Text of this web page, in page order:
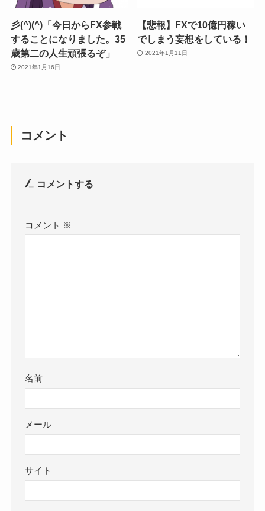
彡(^)(^)「今日からFX参戦
することになりました。35
歳第二の人生頑張るぞ」
2021年1月16日
【悲報】FXで10億円稼い
でしまう妄想をしている！
2021年1月11日
コメント
コメントする
コメント ※
名前
メール
サイト